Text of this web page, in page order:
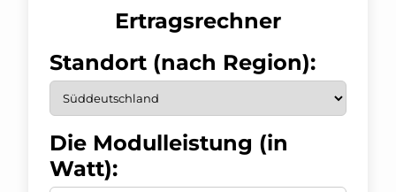
Ertragsrechner
Standort (nach Region):
Die Modulleistung (in
Watt):